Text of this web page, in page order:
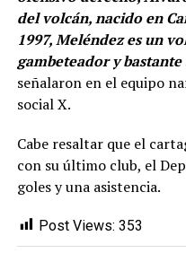
del volcán, nacido en
1997, Meléndez es un
gambeteador y
señalaron en el equipo
social X.
Cabe resaltar que el
con su último club, el
goles y una asistencia.
Post Views: 353